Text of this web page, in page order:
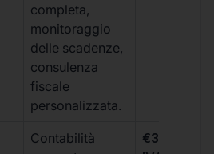
completa,
monitoraggio
delle scadenze,
consulenza
fiscale
personalizzata.
Contabilità
€333 +